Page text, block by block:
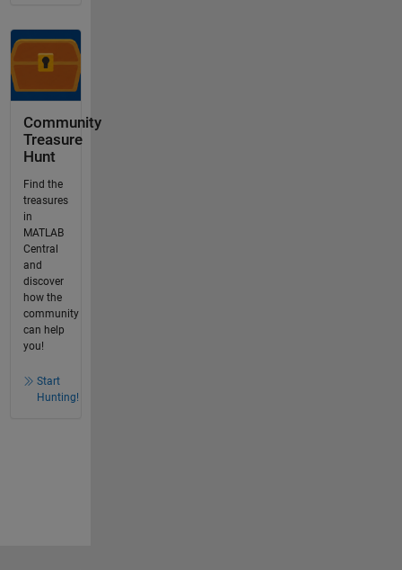
Community
Treasure
Hunt
Find the
treasures
in
MATLAB
Central
and
discover
how the
community
can help
you!
Start
Hunting!